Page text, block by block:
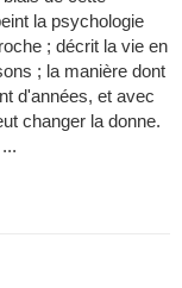
la psychologie
; décrit la vie en
; la manière dont
d'années, et avec
changer la donne.